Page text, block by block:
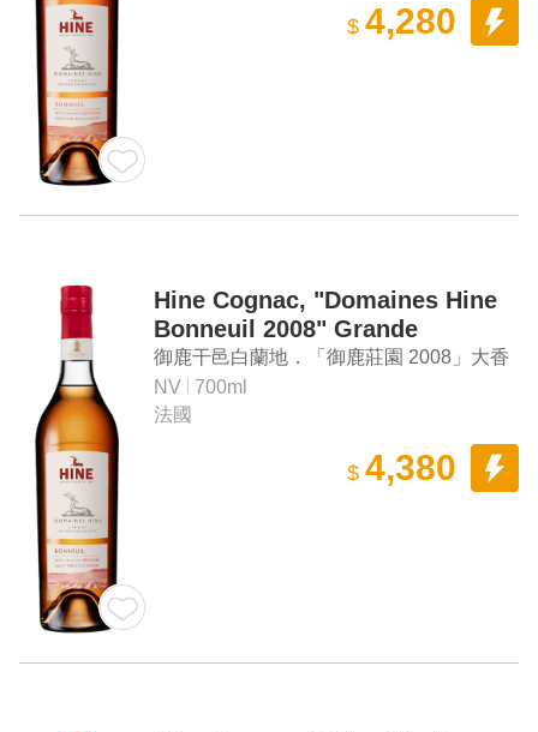
$ 4,280
Hine Cognac, "Domaines Hine
Bonneuil 2008" Grande
Champagne Cognac
御鹿干邑白蘭地．「御鹿莊園 2008」大香
檳區干邑白蘭地
NV
700ml
法國
$ 4,380